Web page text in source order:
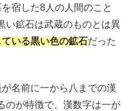
宿した8人の人間のこと
い鉱石は武蔵のものとは異
いる黒い色の鉱石だった
名前に一から八までの漢
のが特徴で、漢数字は一が